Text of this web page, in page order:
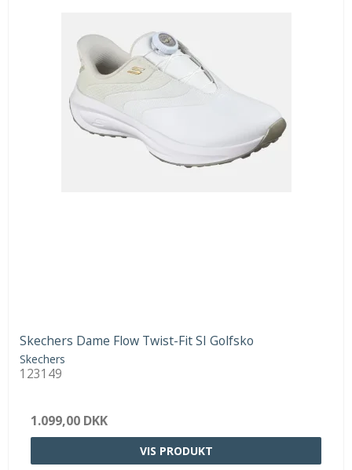
Skechers Dame Flow Twist-Fit SI Golfsko
Skechers
123149
1.099,00 DKK
VIS PRODUKT